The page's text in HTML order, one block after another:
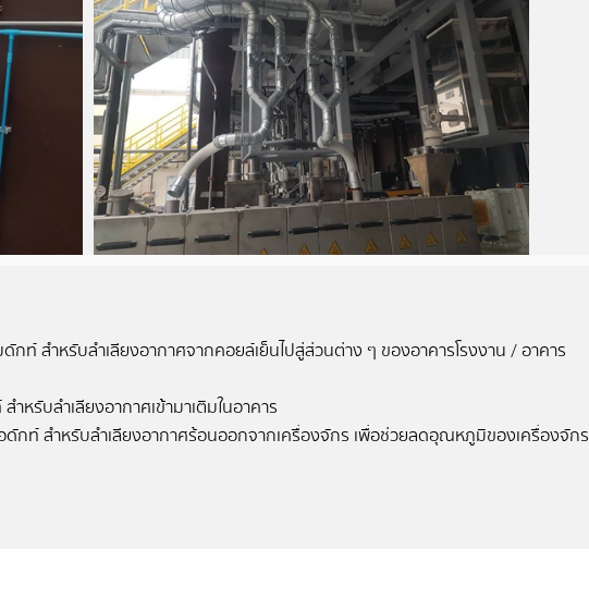
กท์ สำหรับลำเลียงอากาศจากคอยล์เย็นไปสู่ส่วนต่าง ๆ ของอาคารโรงงาน / อาคาร
ำหรับลำเลียงอากาศเข้้ามาเติมในอาคาร
ดักท์ สำหรับลำเลียงอากาศร้อนออกจากเครื่องจักร เพื่อช่วยลดอุณหภูมิของเครื่องจักร